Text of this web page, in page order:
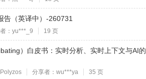
告（英译中）-260731
：yu***_9 19 页
）白皮书：实时分析、实时上下文与AI的
分享者：wu***ya 35 页